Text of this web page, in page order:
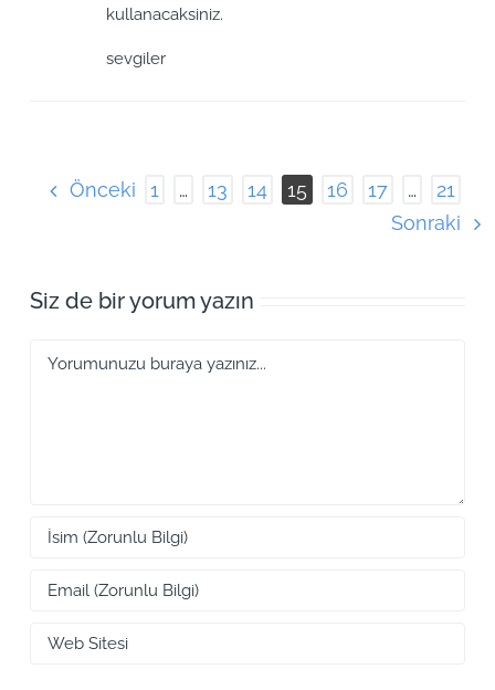
kullanacaksiniz.
sevgiler
Önceki 1 … 13 14 15 16 17 …
21
Sonraki
Siz de bir yorum yazın